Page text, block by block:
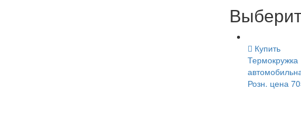
Купить
Термокружка
Розн. цена